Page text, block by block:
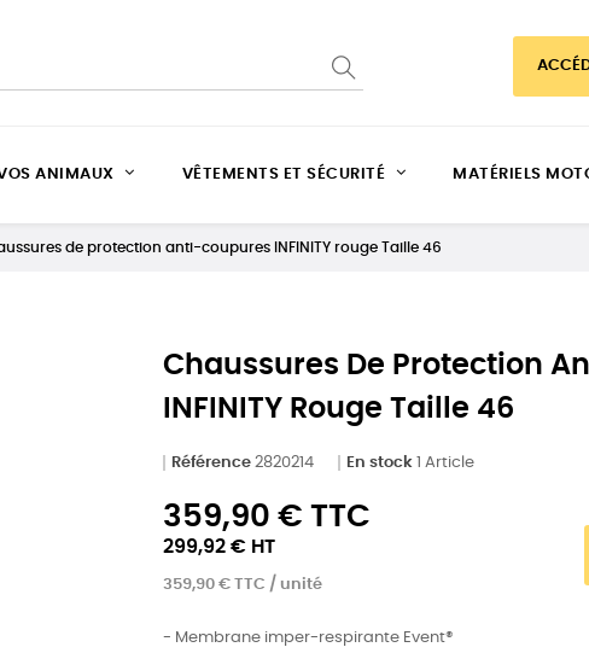
ANIMAUX VÊTEMENTS ET SÉCURITÉ MATÉRIELS
de protection anti-coupures INFINITY rouge Taille 46
Chaussures De Protection
INFINITY Rouge Taille 46
Référence 2820214 En stock 1 Article
359,90 € TTC
299,92 € HT
359,90 € TTC / unité
- Membrane imper-respirante Event®